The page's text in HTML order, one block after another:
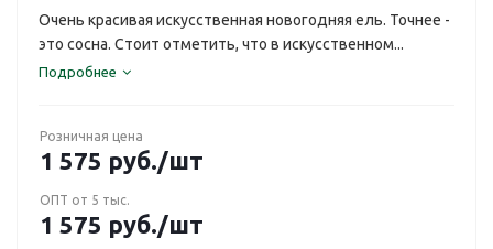
Очень красивая искусственная новогодняя ель. Точнее -
это сосна. Стоит отметить, что в искусственном...
Подробнее
Розничная цена
1 575 руб./шт
ОПТ от 5 тыс.
1 575 руб./шт